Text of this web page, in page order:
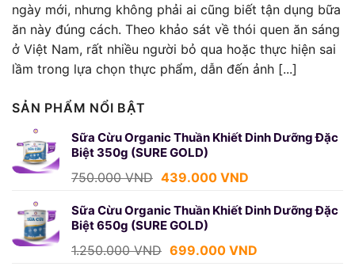
ngày mới, nhưng không phải ai cũng biết tận dụng bữa
ăn này đúng cách. Theo khảo sát về thói quen ăn sáng
ở Việt Nam, rất nhiều người bỏ qua hoặc thực hiện sai
lầm trong lựa chọn thực phẩm, dẫn đến ảnh [...]
SẢN PHẨM NỔI BẬT
Sữa Cừu Organic Thuần Khiết Dinh Dưỡng Đặc
Biệt 350g (SURE GOLD)
750.000VND Giá
là:
750.000 VND.
439.000 VNDGiá
tại
439.000 VND.
Sữa Cừu Organic Thuần Khiết Dinh Dưỡng Đặc
Biệt 650g (SURE GOLD)
1.250.000VND Giá
699.000 VNDGiá